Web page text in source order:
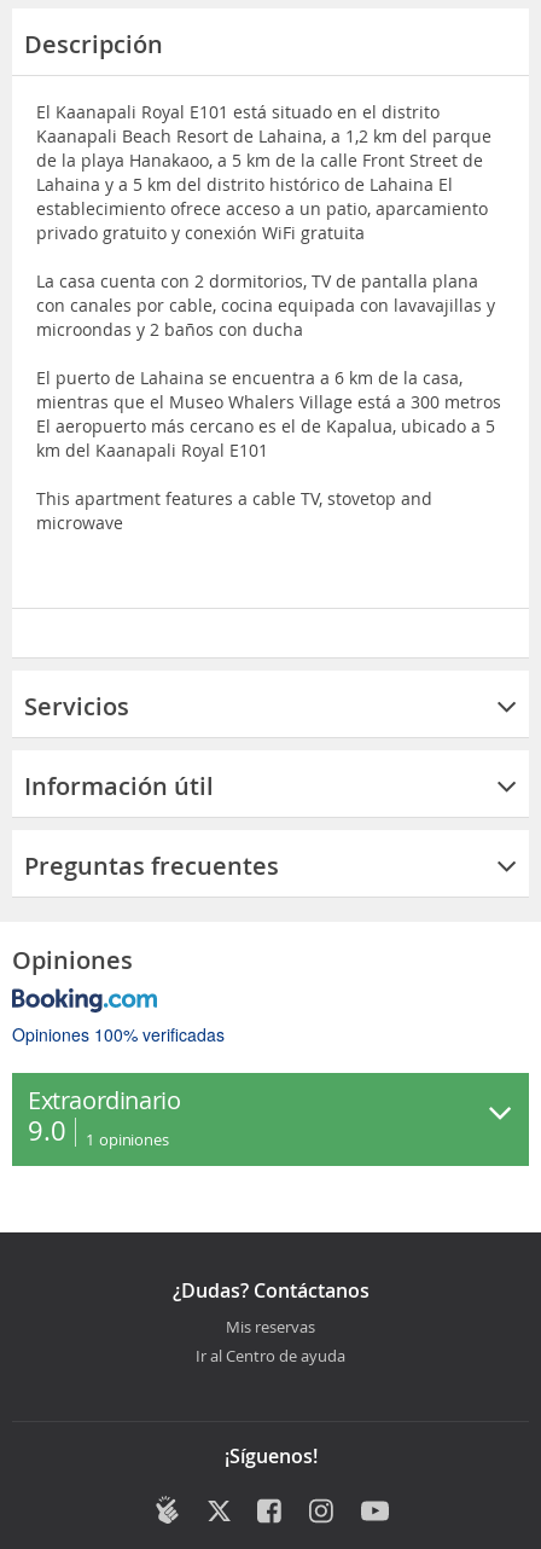
Descripción
El Kaanapali Royal E101 está situado en el distrito
Kaanapali Beach Resort de Lahaina, a 1,2 km del parque
de la playa Hanakaoo, a 5 km de la calle Front Street de
Lahaina y a 5 km del distrito histórico de Lahaina El
establecimiento ofrece acceso a un patio, aparcamiento
privado gratuito y conexión WiFi gratuita
La casa cuenta con 2 dormitorios, TV de pantalla plana
con canales por cable, cocina equipada con lavavajillas y
microondas y 2 baños con ducha
El puerto de Lahaina se encuentra a 6 km de la casa,
mientras que el Museo Whalers Village está a 300 metros
El aeropuerto más cercano es el de Kapalua, ubicado a 5
km del Kaanapali Royal E101
This apartment features a cable TV, stovetop and
microwave
Servicios
Información útil
Preguntas frecuentes
Opiniones
Opiniones 100% verificadas
Extraordinario
9.0 1 opiniones
¿Dudas? Contáctanos
Mis reservas
Ir al Centro de ayuda
¡Síguenos!